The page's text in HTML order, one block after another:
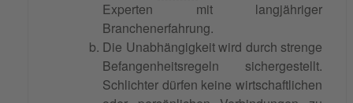
Experten mit langjähriger
Branchenerfahrung.
Die Unabhängigkeit wird durch strenge
Befangenheitsregeln sichergestellt.
Schlichter dürfen keine wirtschaftlichen